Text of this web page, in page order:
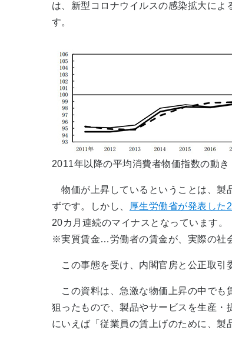
は、新型コロナウイルスの感染拡大に
す。
2011年以降の平均消費者物価指数の動き
物価が上昇しているということは、製
ずです。しかし、 厚生労働省が発表した
20カ月連続のマイナスとなっています。
※実質賃金…労働者の賃金が、実際の社
この事態を受け、内閣官房と公正取引
この資料は、急激な物価上昇の中でも
狙ったもので、製品やサービスを生産
にいえば「従業員の賃上げのために、製